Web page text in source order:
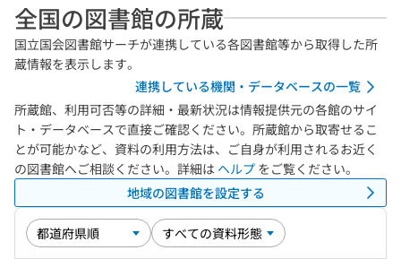
全国の図書館の所蔵
国立国会図書館サーチが連携している各図書館等から取得した所
蔵情報を表示します。
連携している機関・データベースの一覧
所蔵館、利用可否等の詳細・最新状況は情報提供元の各館のサイ
ト・データベースで直接ご確認ください。所蔵館から取寄せるこ
とが可能かなど、資料の利用方法は、ご自身が利用されるお近く
の図書館へご相談ください。詳細は ヘルプ をご覧ください。
地域の図書館を設定する